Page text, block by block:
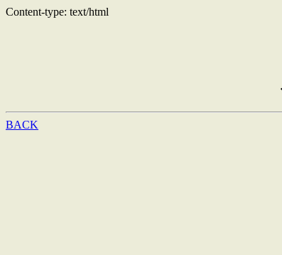
Content-type: text/html
BACK